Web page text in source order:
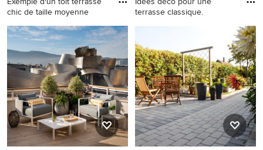
chic de taille moyenne
Exemple d'un toit terrasse
chic de taille moyenne avec
des solutions pour vis-à-vis.
terrasse classique.
Idées déco pour une terrasse
classique.